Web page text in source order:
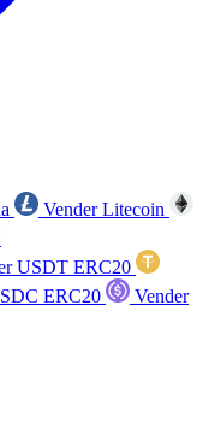
Vender Litecoin
USDT ERC20
ERC20
Vender